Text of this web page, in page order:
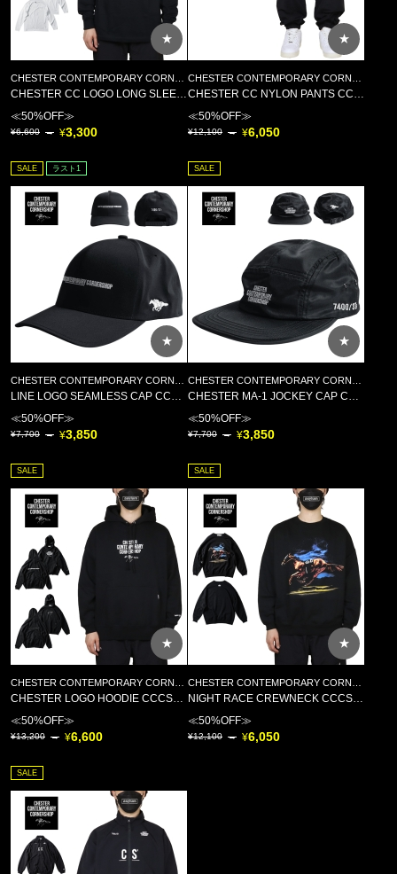
★
CHESTER CC LOGO LONG SLEEVE CCCS031 CCCS032
≪50%OFF≫
6,600 3,300
★
CHESTER CC NYLON PANTS CCCS014
≪50%OFF≫
12,100 6,050
SALE ラスト1
★
LINE LOGO SEAMLESS CAP CCCS019
≪50%OFF≫
7,700 3,850
SALE
★
CHESTER MA-1 JOCKEY CAP CCCS021
≪50%OFF≫
7,700 3,850
SALE
★
CHESTER LOGO HOODIE CCCS017 CCCS018
≪50%OFF≫
13,200 6,600
SALE
★
NIGHT RACE CREWNECK CCCS016
≪50%OFF≫
12,100 6,050
SALE